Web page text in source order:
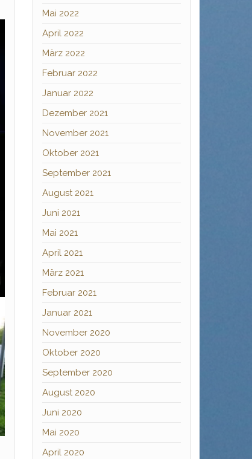
Mai 2022
April 2022
März 2022
Februar 2022
Januar 2022
Dezember 2021
November 2021
Oktober 2021
September 2021
August 2021
Juni 2021
Mai 2021
April 2021
März 2021
Februar 2021
Januar 2021
November 2020
Oktober 2020
September 2020
August 2020
Juni 2020
Mai 2020
April 2020